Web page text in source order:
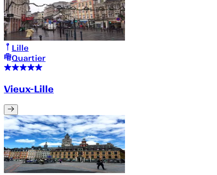
Lille
Quartier
Vieux-Lille